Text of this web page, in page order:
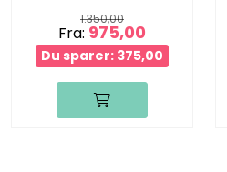
1.350,00
Fra: 975,00
Du sparer: 375,00